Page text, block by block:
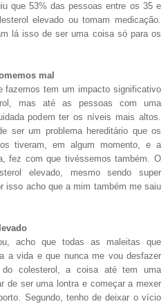
que 53% das pessoas entre os 35 e
elevado ou tomam medicação.
lá isso de ser uma coisa só para os
mal
fazemos tem um impacto significativo
mas até as pessoas com uma
podem ter os níveis mais altos.
ser um problema hereditário que os
tiveram, em algum momento, e a
fez com que tivéssemos também. O
elevado, mesmo sendo super
isso acho que a mim também me saiu
acho que todas as maleitas que
a vida e que nunca me vou desfazer
colesterol, a coisa até tem uma
de ser uma lontra e começar a mexer
Segundo, tenho de deixar o vício